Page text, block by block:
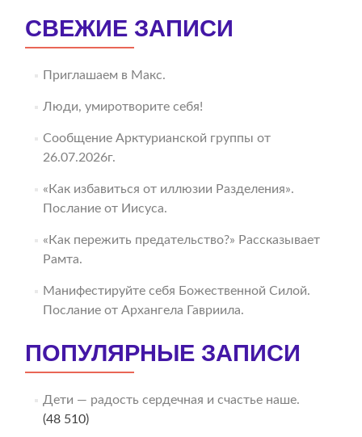
СВЕЖИЕ ЗАПИСИ
Приглашаем в Макс.
Люди, умиротворите себя!
Сообщение Арктурианской группы от
26.07.2026г.
«Как избавиться от иллюзии Разделения».
Послание от Иисуса.
«Как пережить предательство?» Рассказывает
Рамта.
Манифестируйте себя Божественной Силой.
Послание от Архангела Гавриила.
ПОПУЛЯРНЫЕ ЗАПИСИ
Дети — радость сердечная и счастье наше.
(48 510)